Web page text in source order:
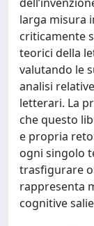
larga misura
criticamente
teorici della
valutando le
analisi
letterari. La
che questo
e propria
ogni singolo
trasfigurare
rappresenta
cognitive